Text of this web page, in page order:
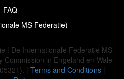
FAQ
MS Federatie)
| De Internationale Federatie MS
Commission in Engeland en Wale
| Terms and Conditions|